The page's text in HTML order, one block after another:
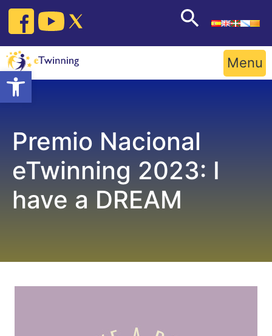
Open toolbar
Skip
content
Menu
Premio Nacional
eTwinning 2023: I
have a DREAM